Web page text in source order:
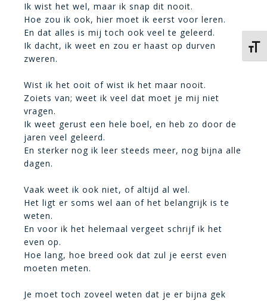
Ik wist het wel, maar ik snap dit nooit.
Hoe zou ik ook, hier moet ik eerst voor leren.
En dat alles is mij toch ook veel te geleerd.
Ik dacht, ik weet en zou er haast op durven
zweren.
Wist ik het ooit of wist ik het maar nooit.
Zoiets van; weet ik veel dat moet je mij niet
vragen.
Ik weet gerust een hele boel, en heb zo door de
jaren veel geleerd.
En sterker nog ik leer steeds meer, nog bijna alle
dagen.
Vaak weet ik ook niet, of altijd al wel.
Het ligt er soms wel aan of het belangrijk is te
weten.
En voor ik het helemaal vergeet schrijf ik het
even op.
Hoe lang, hoe breed ook dat zul je eerst even
moeten meten.
Je moet toch zoveel weten dat je er bijna gek